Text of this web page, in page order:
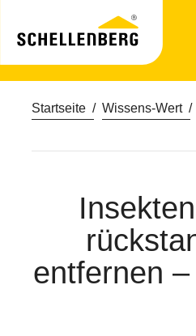
Startseite Wissens-Wert
entfernen –